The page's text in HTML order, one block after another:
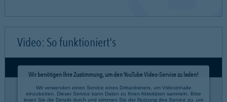
Video: So funktioniert's
Wir benötigen Ihre Zustimmung, um den YouTube Video-Service zu laden!
Wir verwenden einen Service eines Drittanbieters, um Videoinhalte
einzubetten. Dieser Service kann Daten zu Ihren Aktivitäten sammeln. Bitte
lesen Sie die Details durch und stimmen Sie der Nutzung des Service zu, um